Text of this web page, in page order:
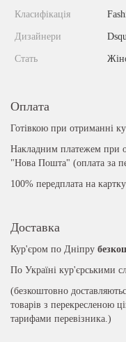
Класифікація
Дизайнери
Стать
Оплата
Готівкою при отриманні
Накладним платежем при
"Нова Пошта" (оплата за
100% передплата на картку
Доставка
Кур'єром по Дніпру
По Україні кур'єрськими
(безкоштовно
товарів з перекресленою
тарифами перевізника.)